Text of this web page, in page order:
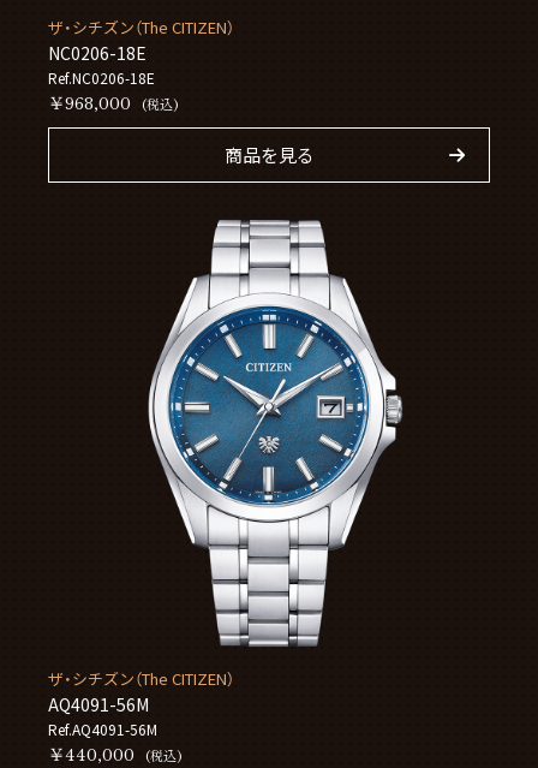
ザ・シチズン（The CITIZEN）
NC0206-18E
Ref.NC0206-18E
￥968,000 (税込)
商品を見る
ザ・シチズン（The CITIZEN）
AQ4091-56M
Ref.AQ4091-56M
￥440,000 (税込)